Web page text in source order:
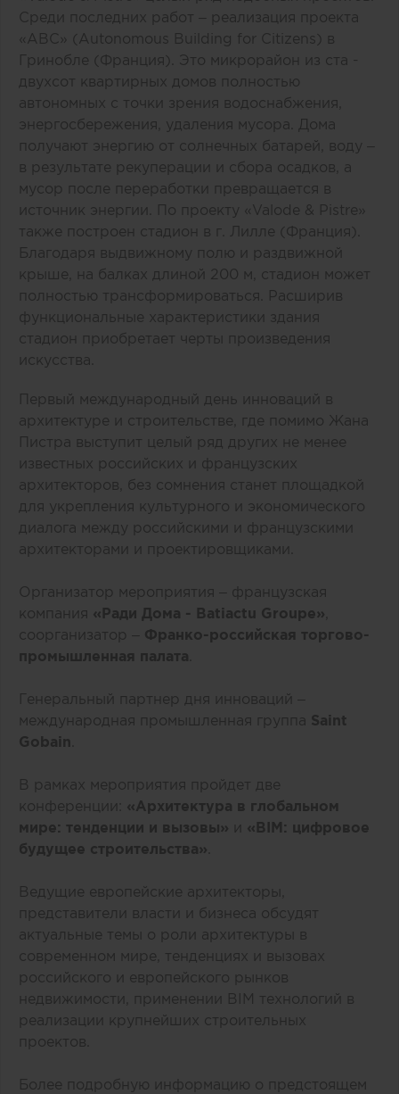
Среди последних работ – реализация проекта
«ABC» (Autonomous Building for Citizens) в
Гринобле (Франция). Это микрорайон из ста -
двухсот квартирных домов полностью
автономных с точки зрения водоснабжения,
энергосбережения, удаления мусора. Дома
получают энергию от солнечных батарей, воду –
в результате рекуперации и сбора осадков, а
мусор после переработки превращается в
источник энергии. По проекту «Valode & Pistre»
также построен стадион в г. Лилле (Франция).
Благодаря выдвижному полю и раздвижной
крыше, на балках длиной 200 м, стадион может
полностью трансформироваться. Расширив
функциональные характеристики здания
стадион приобретает черты произведения
искусства.
Первый международный день инноваций в
архитектуре и строительстве, где помимо Жана
Пистра выступит целый ряд других не менее
известных российских и французских
архитекторов, без сомнения станет площадкой
для укрепления культурного и экономического
диалога между российскими и французскими
архитекторами и проектировщиками.
Организатор мероприятия – французская
компания «Ради Дома - Batiactu Groupe»
соорганизатор – Франко-российская торгово-
промышленная палата
Генеральный партнер дня инноваций –
международная промышленная группа Saint
Gobain
В рамках мероприятия пройдет две
конференции: «Архитектура в глобальном
мире: тенденции и вызовы» и «BIM: цифровое
будущее строительства»
Ведущие европейские архитекторы,
представители власти и бизнеса обсудят
актуальные темы о роли архитектуры в
современном мире, тенденциях и вызовах
российского и европейского рынков
недвижимости, применении BIM технологий в
реализации крупнейших строительных
проектов.
Более подробную информацию о предстоящем